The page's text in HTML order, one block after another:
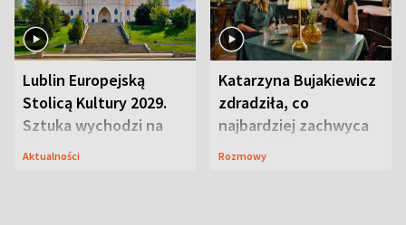
Lublin Europejską
Stolicą Kultury 2029.
Sztuka wychodzi na
ulice
Aktualności
Katarzyna Bujakiewicz
zdradziła, co
najbardziej zachwyca
ją w Lublinie
Rozmowy